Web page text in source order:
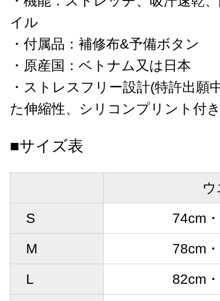
イル
付属品 ： 補修布&予備ボタン
原産国 ： ベトナム又は日本
ストレスフリー設計(特許出願
た伸縮性、シリコンプリント付
■サイズ表
S
74cm
M
78cm
L
82cm